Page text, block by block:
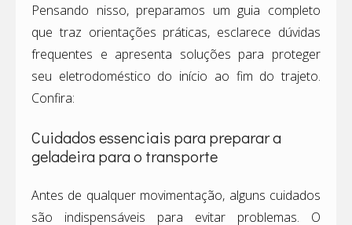
Pensando nisso, preparamos um guia completo
que traz orientações práticas, esclarece dúvidas
frequentes e apresenta soluções para proteger
seu eletrodoméstico do início ao fim do trajeto.
Confira:
Cuidados essenciais para preparar a
geladeira para o transporte
Antes de qualquer movimentação, alguns cuidados
são indispensáveis para evitar problemas. O